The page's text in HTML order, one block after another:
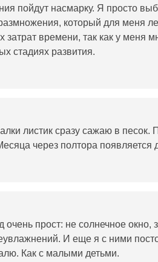
пойдут насмарку. Я просто
который для меня
затрат времени, так как у меня
стадиях развития.
листик сразу сажаю в песок.
через полтора появляется
очень прост: не солнечное окно,
И еще я с ними
Как с малыми детьми.